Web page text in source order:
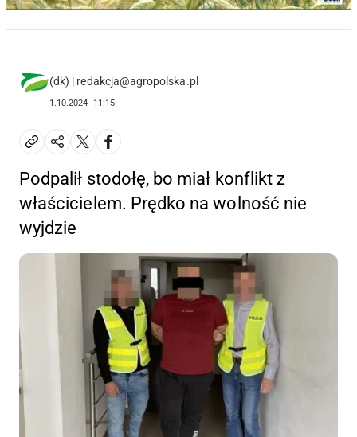
(dk) | redakcja@agropolska.pl
1.10.2024 11:15
Podpalił stodołę, bo miał konflikt z
właścicielem. Prędko na wolność nie
wyjdzie